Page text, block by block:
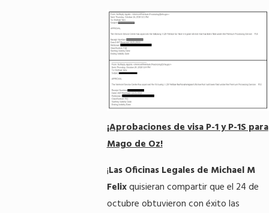
¡Aprobaciones de visa P-1 y P-1S para
Mago de Oz!
¡Las Oficinas Legales de Michael M
Felixquisieran compartir que el 24 de
octubre obtuvieron con éxito las